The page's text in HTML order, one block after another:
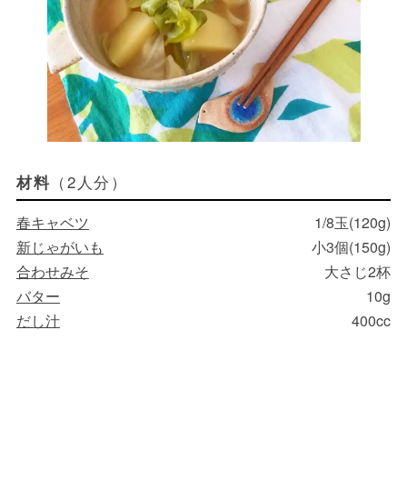
材料 （2人分）
春キャベツ
1/8玉(120g)
新じゃがいも
小3個(150g)
合わせみそ
大さじ2杯
バター
10g
だし汁
400cc